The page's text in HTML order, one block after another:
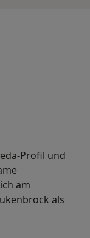
Profil und
am
als